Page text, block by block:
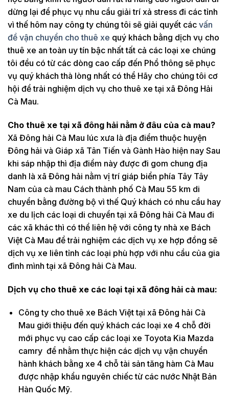
dừng lại để phục vụ nhu cầu giải trí xả stress đi các tỉnh
vì thế hôm nay công ty chúng tôi sẽ giải quyết các vấn
đề vận chuyển cho thuê xe quý khách bằng dịch vụ cho
thuê xe an toàn uy tín bậc nhất tất cả các loại xe chúng
tôi đều có từ các dòng cao cấp đến Phổ thông sẽ phục
vụ quý khách thà lòng nhất có thể Hãy cho chúng tôi cơ
hội để trải nghiệm dịch vụ cho thuê xe tại xã Đông Hải
Cà Mau.
Cho thuê xe tại xã đông hải nằm ở đâu của cà mau?
Xã Đông hải Cà Mau lúc xưa là địa điểm thuộc huyện
Đông hải và Giáp xã Tân Tiến và Gành Hào hiện nay Sau
khi sáp nhập thì địa điểm này được đi gom chung địa
danh là xã Đông hải nằm vị trí giáp biển phía Tây Tây
Nam của cà mau Cách thành phố Cà Mau 55 km di
chuyển bằng đường bộ vì thế Quý khách có nhu cầu hay
xe du lịch các loại di chuyển tại xã Đông hải Cà Mau đi
các xã khác thì có thể liên hệ với công ty nhà xe Bách
Việt Cà Mau để trải nghiệm các dịch vụ xe hợp đồng sẽ
dịch vụ xe liên tỉnh các loại phù hợp với nhu cầu của gia
đình mình tại xã Đông hải Cà Mau.
Dịch vụ cho thuê xe các loại tại xã đông hải cà mau:
Công ty cho thuê xe Bách Việt tại xã Đông hải Cà
Mau giới thiệu đến quý khách các loại xe 4 chỗ đời
mới phục vụ cao cấp các loại xe Toyota Kia Mazda
camry để nhằm thực hiện các dịch vụ vận chuyển
hành khách bằng xe 4 chỗ tài sản tăng hàm Cà Mau
được nhập khẩu nguyên chiếc từ các nước Nhật Bản
Hàn Quốc Mỹ.